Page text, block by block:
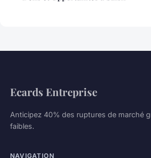
Ecards Entreprise
Anticipez 40% des ruptures de marché
faibles.
NAVIGATION